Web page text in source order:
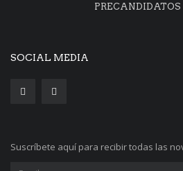
PRECANDIDATOS
SOCIAL MEDIA
Suscríbete aquí para recibir todas las